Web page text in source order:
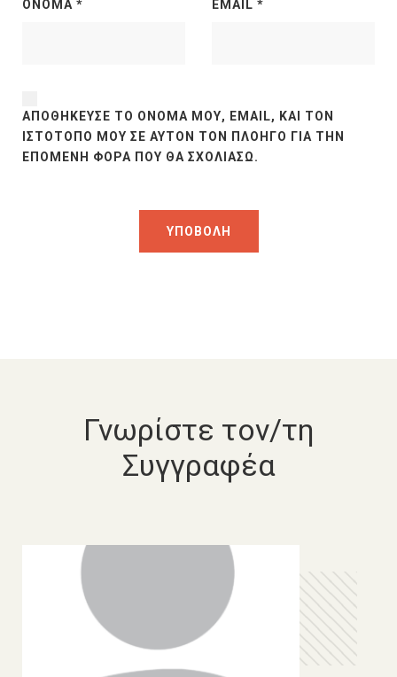
ΌΝΟΜΑ * EMAIL *
ΑΠΟΘΉΚΕΥΣΕ ΤΟ ΌΝΟΜΆ ΜΟΥ, EMAIL, ΚΑΙ ΤΟΝ
ΙΣΤΌΤΟΠΟ ΜΟΥ ΣΕ ΑΥΤΌΝ ΤΟΝ ΠΛΟΗΓΌ ΓΙΑ ΤΗΝ
ΕΠΌΜΕΝΗ ΦΟΡΆ ΠΟΥ ΘΑ ΣΧΟΛΙΆΣΩ.
Γνωρίστε τον/τη
Συγγραφέα